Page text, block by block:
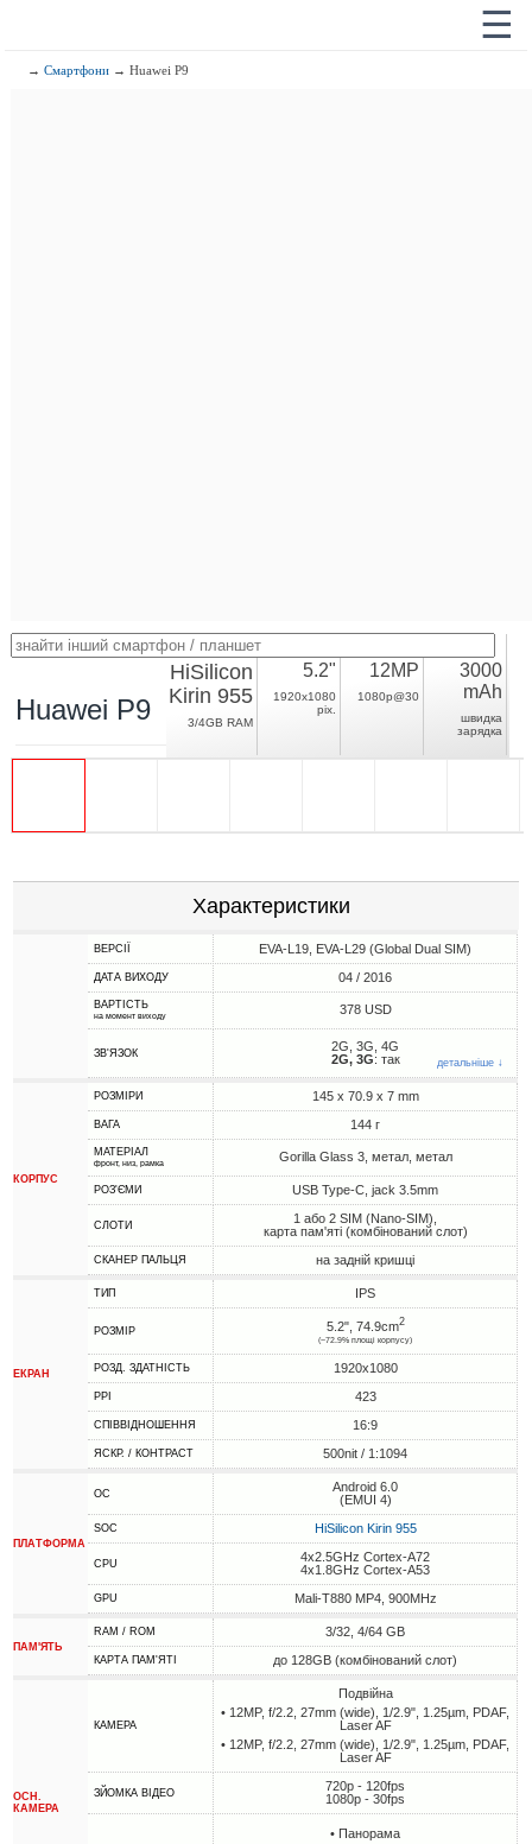
☰
→Смартфони → Huawei P9
Huawei P9
HiSilicon
Kirin 955
3/4GB RAM
5.2"
1920x1080
pix.
12MP
1080p@30
3000
mAh
швидка
зарядка
Характеристики
ВЕРСІЇ EVA-L19, EVA-L29 (Global Dual SIM)
ДАТА ВИХОДУ 04 / 2016
ВАРТІСТЬ
на момент виходу 378 USD
ЗВ'ЯЗОК 2G, 3G, 4G
детальніше ↓
2G, 3G: так
КОРПУС
РОЗМІРИ 145 x 70.9 x 7 mm
ВАГА 144 г
МАТЕРІАЛ
фронт, низ, рамка Gorilla Glass 3, метал, метал
РОЗ'ЄМИ USB Type-C, jack 3.5mm
СЛОТИ
1 або 2 SIM (Nano-SIM),
карта пам'яті (комбінований слот)
СКАНЕР ПАЛЬЦЯ на задній кришці
ЕКРАН
ТИП IPS
РОЗМІР 5.2", 74.9cm2
(~72.9% площі корпусу)
РОЗД. ЗДАТНІСТЬ 1920x1080
PPI 423
СПІВВІДНОШЕННЯ 16:9
ЯСКР. / КОНТРАСТ 500nit / 1:1094
ПЛАТФОРМА
ОС
Android 6.0
(EMUI 4)
SOC HiSilicon Kirin 955
CPU
4x2.5GHz Cortex-A72
4x1.8GHz Cortex-A53
GPU Mali-T880 MP4, 900MHz
ПАМ'ЯТЬ
RAM / ROM 3/32, 4/64 GB
КАРТА ПАМ'ЯТІ до 128GB (комбінований слот)
ОСН.
КАМЕРА
КАМЕРА
Подвійна
• 12MP, f/2.2, 27mm (wide), 1/2.9", 1.25µm, PDAF,
Laser AF
• 12MP, f/2.2, 27mm (wide), 1/2.9", 1.25µm, PDAF,
Laser AF
ЗЙОМКА ВІДЕО
720p - 120fps
1080p - 30fps
• Панорама